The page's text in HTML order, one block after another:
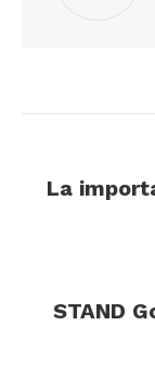
entre
La
STAND